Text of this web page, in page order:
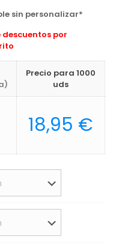
sin personalizar*
por
Precio para 1000
uds
18,95 €